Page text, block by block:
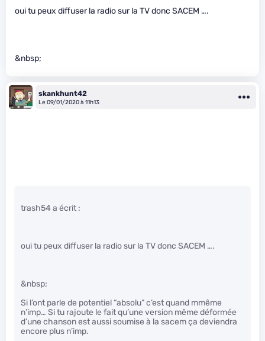
oui tu peux diffuser la radio sur la TV donc SACEM ….
&nbsp;
skankhunt42
Le 09/01/2020 à 11h13
trash54 a écrit :
oui tu peux diffuser la radio sur la TV donc SACEM ….
&nbsp;
Si l’ont parle de potentiel “absolu” c’est quand mmême
n’imp… Si tu rajoute le fait qu’une version même déformée
d’une chanson est aussi soumise à la sacem ça deviendra
encore plus n’imp.